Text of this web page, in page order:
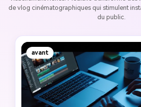
de vlog cinématographiques qui stimulent
du public.
avant